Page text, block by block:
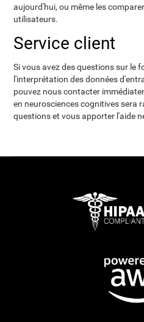
aujourd'hui, ou même les
utilisateurs.
Service client
Si vous avez des questions sur le
l'interprétation des données
pouvez nous contacter
en neurosciences cognitives sera
questions et vous apporter l'aide